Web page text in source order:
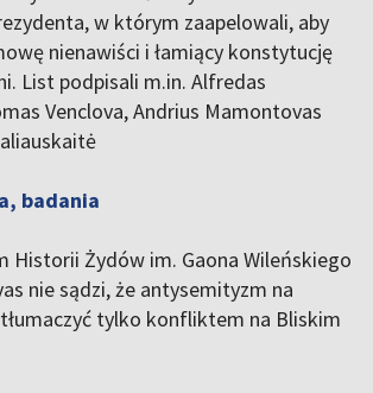
w którym zaapelowali, aby
nienawiści i łamiący konstytucję
List podpisali m.in. Alfredas
Venclova, Andrius Mamontovas
badania
Historii Żydów im. Gaona Wileńskiego
nie sądzi, że antysemityzm na
tylko konfliktem na Bliskim